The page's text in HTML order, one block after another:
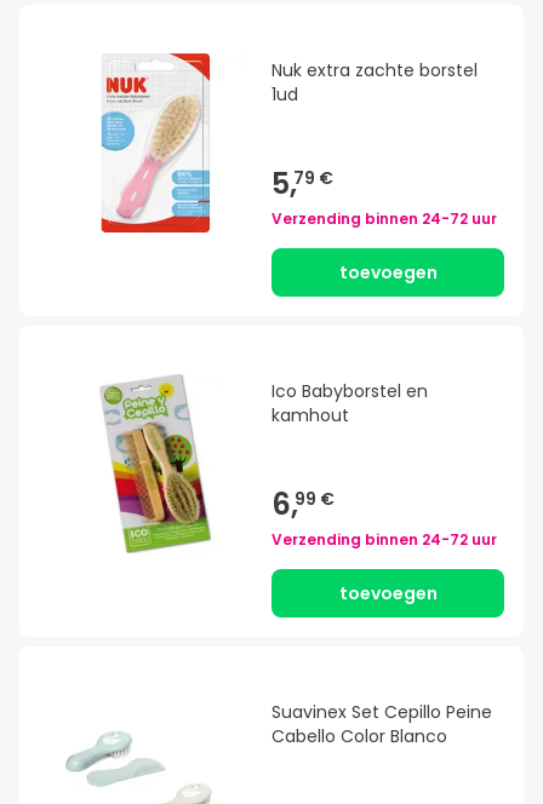
Nuk extra zachte borstel
1ud
5,79 €
Verzending binnen 24-72 uur
toevoegen
Ico Babyborstel en
kamhout
6,99 €
Verzending binnen 24-72 uur
toevoegen
Suavinex Set Cepillo Peine
Cabello Color Blanco